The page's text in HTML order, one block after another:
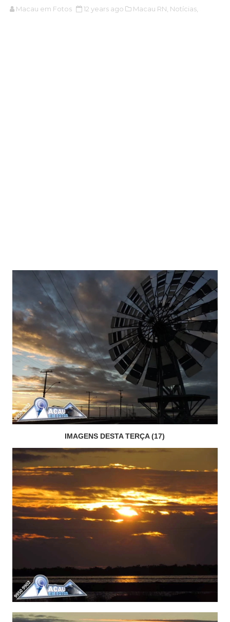
Macau em Fotos 12 years ago Macau RN, Notícias,
IMAGENS DESTA TERÇA (17)